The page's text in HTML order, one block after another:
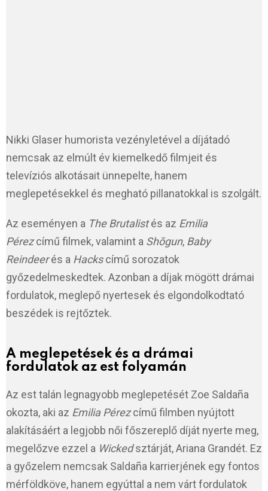
Nikki Glaser humorista vezényletével a díjátadó
nemcsak az elmúlt év kiemelkedő filmjeit és
televíziós alkotásait ünnepelte, hanem
meglepetésekkel és megható pillanatokkal is szolgált.
Az eseményen a The Brutalistés az Emilia
Pérezcímű filmek, valamint a Shōgun, Baby
Reindeerés a Hackscímű sorozatok
győzedelmeskedtek. Azonban a díjak mögött drámai
fordulatok, meglepő nyertesek és elgondolkodtató
beszédek is rejtőztek.
A meglepetések és a drámai
fordulatok az est folyamán
Az est talán legnagyobb meglepetését Zoe Saldaña
okozta, aki az Emilia Pérezcímű filmben nyújtott
alakításáért a legjobb női főszereplő díját nyerte meg,
megelőzve ezzel a Wickedsztárját, Ariana Grandét. Ez
a győzelem nemcsak Saldaña karrierjének egy fontos
mérföldköve, hanem egyúttal a nem várt fordulatok